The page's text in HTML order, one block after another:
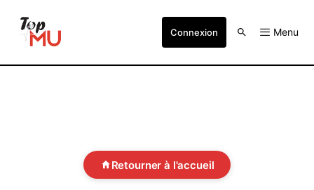
Connexion Menu
Retourner à l'accueil